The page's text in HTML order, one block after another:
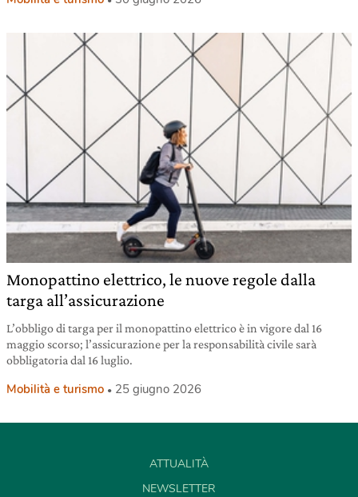
Monopattino elettrico, le nuove regole dalla
targa all’assicurazione
L’obbligo di targa per il monopattino elettrico è in vigore dal 16
maggio scorso; l’assicurazione per la responsabilità civile sarà
obbligatoria dal 16 luglio.
Mobilità e turismo 25 giugno 2026
ATTUALITÀ
NEWSLETTER